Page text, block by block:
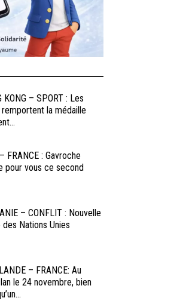
KONG – SPORT : Les
remportent la médaille
FRANCE : Gavroche
pour vous ce second
– CONFLIT : Nouvelle
Nations Unies
– FRANCE: Au
le 24 novembre, bien